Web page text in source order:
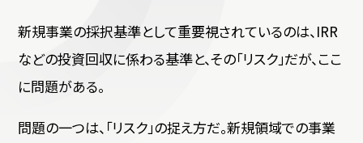
新規事業の採択基準として重要視されているのは、IRR
などの投資回収に係わる基準と、その「リスク」だが、ここ
に問題がある。
問題の一つは、「リスク」の捉え方だ。新規領域での事業